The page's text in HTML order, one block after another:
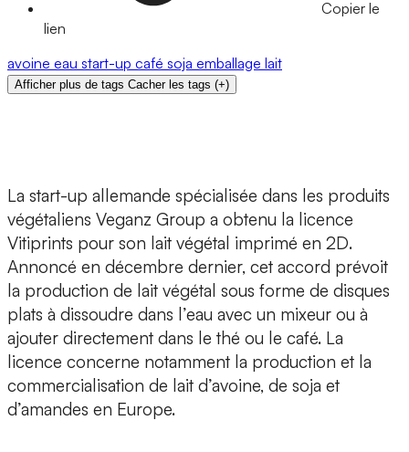
Copier le
lien
avoine eau start-up café soja emballage lait
Afficher plus de tags Cacher les tags (+)
La start-up allemande spécialisée dans les produits
végétaliens Veganz Group a obtenu la licence
Vitiprints pour son lait végétal imprimé en 2D.
Annoncé en décembre dernier, cet accord prévoit
la production de lait végétal sous forme de disques
plats à dissoudre dans l’eau avec un mixeur ou à
ajouter directement dans le thé ou le café. La
licence concerne notamment la production et la
commercialisation de lait d’avoine, de soja et
d’amandes en Europe.